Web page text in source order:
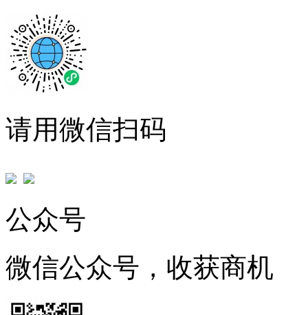
请用微信扫码
公众号
微信公众号，收获商机